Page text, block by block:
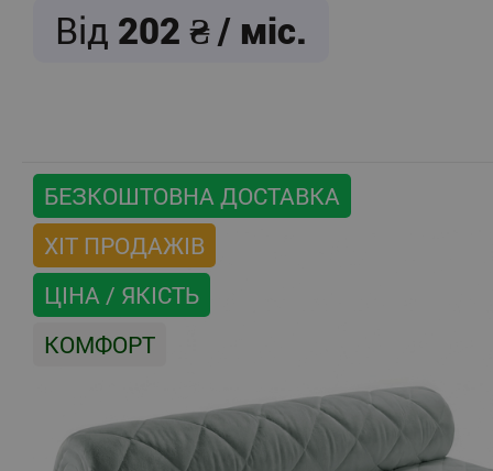
Від 202 / міс.
БЕЗКОШТОВНА ДОСТАВКА
ХІТ ПРОДАЖІВ
ЦІНА / ЯКІСТЬ
КОМФОРТ